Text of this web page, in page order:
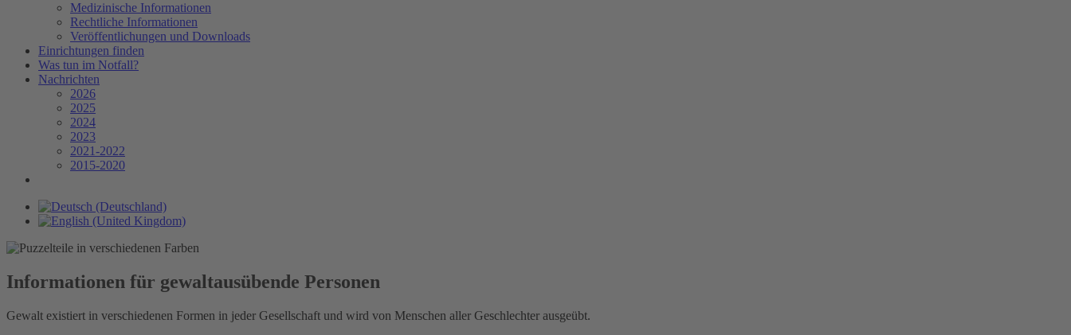
Medizinische Informationen
Rechtliche Informationen
Veröffentlichungen und Downloads
Einrichtungen finden
Was tun im Notfall?
Nachrichten
2026
2025
2024
2023
2021-2022
2015-2020
Informationen für gewaltausübende Personen
Gewalt existiert in verschiedenen Formen in jeder Gesellschaft und wird von Menschen aller Geschlechter ausgeübt.